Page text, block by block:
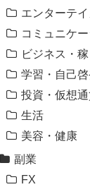
エンターテイ
コミュニケ
ビジネス・
学習・自己啓
投資・仮想
生活
美容・健康
副業
FX